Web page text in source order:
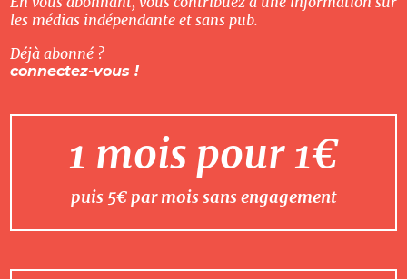
les médias indépendante et sans pub.
Déjà abonné ?
connectez-vous !
1 mois pour 1€
puis 5€ par mois sans engagement